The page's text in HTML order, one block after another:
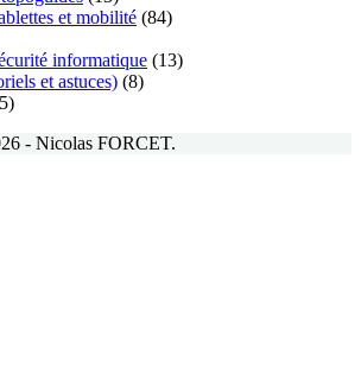
et mobilité (84)
informatique (13)
et astuces) (8)
- Nicolas FORCET.